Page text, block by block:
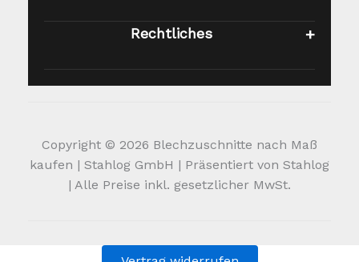
Rechtliches
Copyright © 2026 Blechzuschnitte nach Maß
kaufen | Stahlog GmbH | Präsentiert von Stahlog
| Alle Preise inkl. gesetzlicher MwSt.